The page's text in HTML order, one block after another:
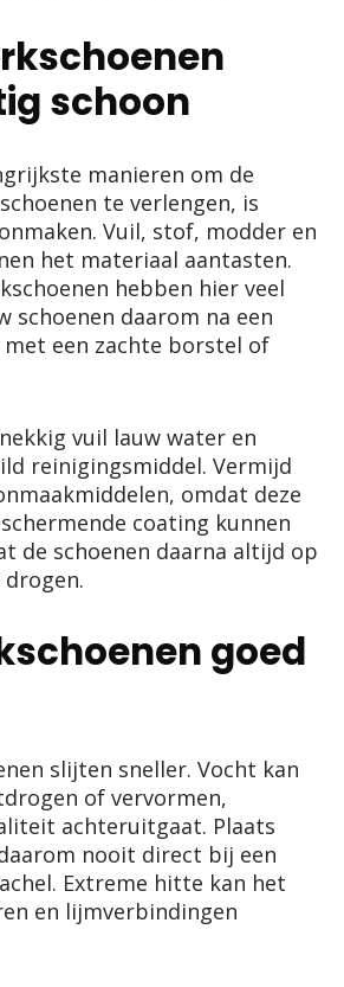
schoon
manieren om de
te verlengen, is
Vuil, stof, modder en
het materiaal aantasten.
hebben hier veel
schoenen daarom na een
een zachte borstel of
vuil lauw water en
reinigingsmiddel. Vermijd
omdat deze
coating kunnen
de schoenen daarna altijd op
goed
slijten sneller. Vocht kan
of vervormen,
achteruitgaat. Plaats
nooit direct bij een
Extreme hitte kan het
en lijmverbindingen